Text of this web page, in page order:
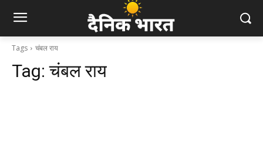
Tags चंबल राय
Tag:चंबल राय